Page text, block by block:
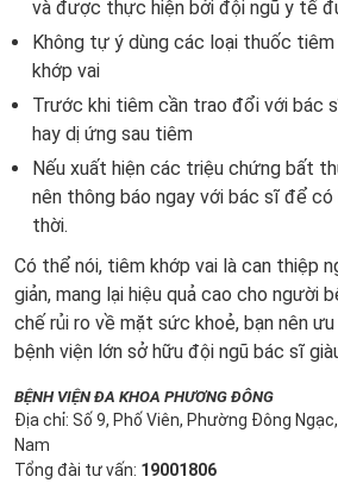
và được thực hiện bởi đội ngũ y tế
Không tự ý dùng các loại thuốc
khớp vai
Trước khi tiêm cần trao đổi với bác
hay dị ứng sau tiêm
Nếu xuất hiện các triệu chứng bất
nên thông báo ngay với bác sĩ để
thời.
Có thể nói, tiêm khớp vai là can thiệp
giản, mang lại hiệu quả cao cho người
chế rủi ro về mặt sức khoẻ, bạn nên
bệnh viện lớn sở hữu đội ngũ bác sĩ
BỆNH VIỆN ĐA KHOA PHƯƠNG ĐÔNG
Địa chỉ: Số 9, Phố Viên, Phường Đông
Nam
Tổng đài tư vấn: 19001806